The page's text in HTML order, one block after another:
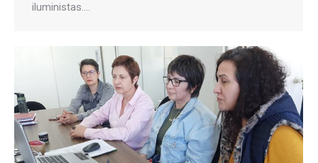
iluministas.…